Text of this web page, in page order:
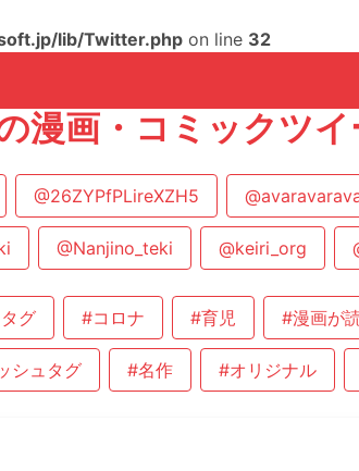
lib/Twitter.php on line 32
漫画・コミックツイ
@26ZYPfPLireXZH5
@Nanjino_teki @keiri_org
グ #コロナ #育児 #漫画が
シュタグ #名作 #オリジナル